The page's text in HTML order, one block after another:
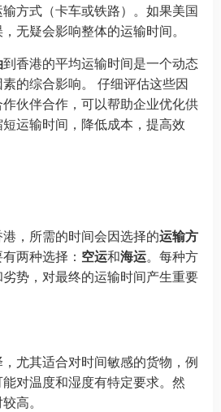
方式（卡车或铁路）。如果美国
无疑会影响整体的运输时间。
到香港的平均运输时间是一个动态
的综合影响。 仔细评估这些因
伙伴合作，可以帮助企业优化供
运输时间，降低成本，提高效
，所需的时间会因选择的运输方
两种选择： 空运和海运。每种方
势，对最终的运输时间产生重要
尤其适合对时间敏感的货物，例
对温度和湿度有特定要求。然
高。